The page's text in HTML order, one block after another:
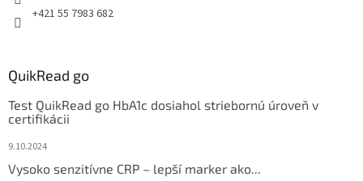
+421 55 7983 682
QuikRead go
Test QuikRead go HbA1c dosiahol striebornú úroveň v
certifikácii
9.10.2024
Vysoko senzitívne CRP – lepší marker ako...